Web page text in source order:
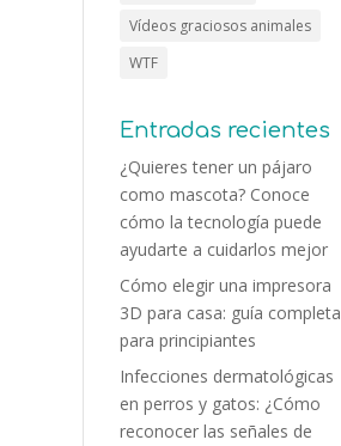
Vídeos graciosos animales
WTF
Entradas recientes
¿Quieres tener un pájaro
como mascota? Conoce
cómo la tecnología puede
ayudarte a cuidarlos mejor
Cómo elegir una impresora
3D para casa: guía completa
para principiantes
Infecciones dermatológicas
en perros y gatos: ¿Cómo
reconocer las señales de